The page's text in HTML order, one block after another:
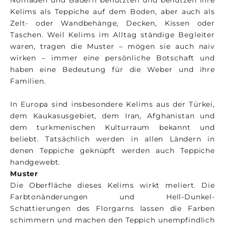
Kelims als Teppiche auf dem Boden, aber auch als
Zelt- oder Wandbehänge, Decken, Kissen oder
Taschen. Weil Kelims im Alltag ständige Begleiter
waren, tragen die Muster – mögen sie auch naiv
wirken – immer eine persönliche Botschaft und
haben eine Bedeutung für die Weber und ihre
Familien.
In Europa sind insbesondere Kelims aus der Türkei,
dem Kaukasusgebiet, dem Iran, Afghanistan und
dem turkmenischen Kulturraum bekannt und
beliebt. Tatsächlich werden in allen Ländern in
denen Teppiche geknüpft werden auch Teppiche
handgewebt.
Muster
Die Oberfläche dieses Kelims wirkt meliert. Die
Farbtonänderungen und Hell-Dunkel-
Schattierungen des Florgarns lassen die Farben
schimmern und machen den Teppich unempfindlich